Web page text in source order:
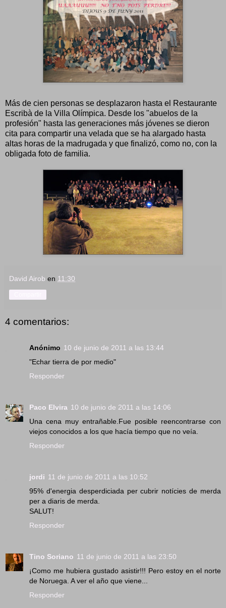
Más de cien personas se desplazaron hasta el Restaurante
Escribà de la Villa Olímpica. Desde los "abuelos de la
profesión" hasta las generaciones más jóvenes se dieron
cita para compartir una velada que se ha alargado hasta
altas horas de la madrugada y que finalizó, como no, con la
obligada foto de familia.
David Airob en 11:30
4 comentarios:
Anónimo 10 de junio de 2011 a las 13:44
"Echar tierra de por medio"
Responder
Paco Elvira 10 de junio de 2011 a las 14:06
Una cena muy entrañable.Fue posible reencontrarse con
viejos conocidos a los que hacía tiempo que no veía.
Responder
jordi 11 de junio de 2011 a las 10:52
95% d'energia desperdiciada per cubrir notícies de merda
per a diaris de merda.
SALUT!
Responder
Tino Soriano 11 de junio de 2011 a las 23:50
¡Como me hubiera gustado asistir!!! Pero estoy en el norte
de Noruega. A ver el año que viene...
Responder